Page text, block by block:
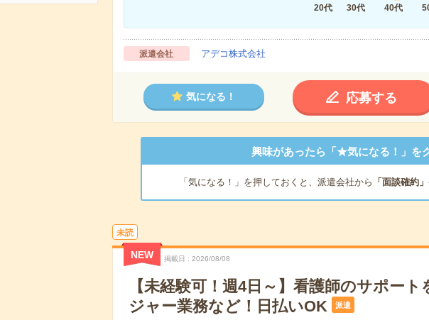
20代
30代 40代
派遣会社 アデコ株式会社
気になる！ 応募する
興味があったら「★気になる！」を
「気になる！」を押しておくと、派遣会社から 「面談確約」
未読
NEW 掲載日 2026/08/08
【未経験可！週4日～】看護師のサポー
ジャー業務など！日払いOK
派遣